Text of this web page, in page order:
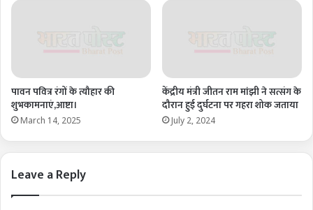
पावन पवित्र रंगों के त्यौहार की
शुभकामनाएं,आष्टा।
March 14, 2025
केंद्रीय मंत्री जीतन राम मांझी ने सत्संग के
दौरान हुई दुर्घटना पर गहरा शोक जताया
July 2, 2024
Leave a Reply